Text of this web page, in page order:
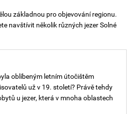
základnou pro objevování regionu.
navštívit několik různých jezer Solné
oblíbeným letním útočištěm
už v 19. století? Právě tehdy
u jezer, která v mnoha oblastech